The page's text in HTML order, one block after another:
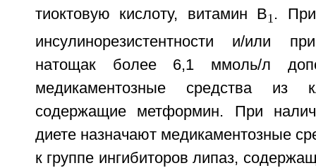
тиоктовую кислоту, витамин B1.
инсулинорезистентности и/или
натощак более 6,1 ммоль/л
медикаментозные средства из
содержащие метформин. При
диете назначают медикаментозные
к группе ингибиторов липаз,